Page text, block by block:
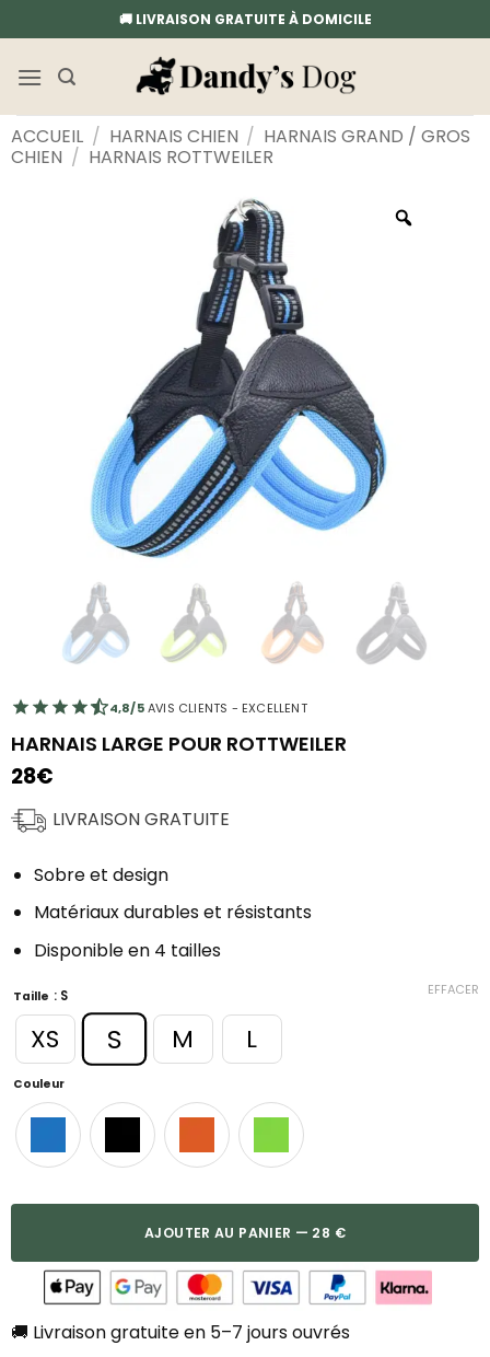
au
contenu
🚚 LIVRAISON GRATUITE À DOMICILE
ACCUEIL / HARNAIS CHIEN / HARNAIS GRAND / GROS
CHIEN / HARNAIS ROTTWEILER
4,8/5AVIS CLIENTS - EXCELLENT
HARNAIS LARGE POUR ROTTWEILER
28€
LIVRAISON GRATUITE
Sobre et design
Matériaux durables et résistants
Disponible en 4 tailles
Taille : S
XS S M L
Couleur
EFFACER
AJOUTER AU PANIER — 28 €
🚚 Livraison gratuite en 5–7 jours ouvrés